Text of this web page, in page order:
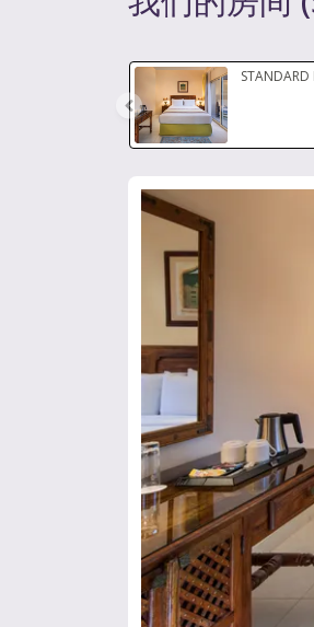
幻灯片1 of2 STANDARD
幻灯片1 of1